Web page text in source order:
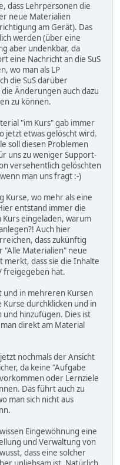
dass Lehrpersonen die
neue Materialien
am Gerät). Das
werden (über eine
aber undenkbar, da
eine Nachricht an die SuS
wo man als LP
die SuS darüber
Änderungen auch dazu
zu können.
"im Kurs" gab immer
jetzt etwas gelöscht wird.
soll diesen Problemen
uns zu weniger Support-
versehentlich gelöschten
man uns fragt :-)
Kurse, wo mehr als eine
entstand immer die
Kurs eingeladen, warum
Auch hier
dass zukünftig
Materialien" neue
dass sie die Inhalte
freigegeben hat.
und in mehreren Kursen
durchklicken und in
und hinzufügen. Dies ist
direkt am Material
nochmals der Ansicht
da keine "Aufgabe
oder Lernziele
Das führt auch zu
man sich nicht aus
Eingewöhnung eine
und Verwaltung von
dass eine solcher